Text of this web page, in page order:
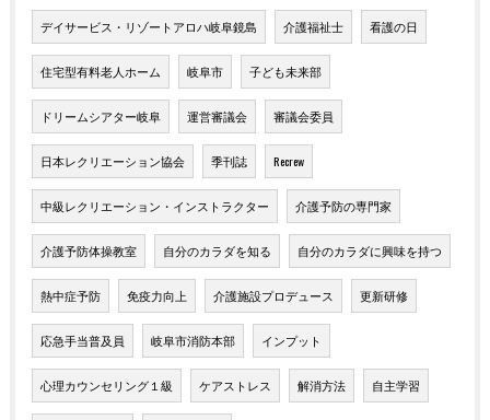
デイサービス・リゾートアロハ岐阜鏡島 介護福祉士 看護の日
住宅型有料老人ホーム 岐阜市 子ども未来部
ドリームシアター岐阜 運営審議会 審議会委員
日本レクリエーション協会 季刊誌 Recrew
中級レクリエーション・インストラクター 介護予防の専門家
介護予防体操教室 自分のカラダを知る 自分のカラダに興味を持つ
熱中症予防 免疫力向上 介護施設プロデュース 更新研修
応急手当普及員 岐阜市消防本部 インプット
心理カウンセリング１級 ケアストレス 解消方法 自主学習